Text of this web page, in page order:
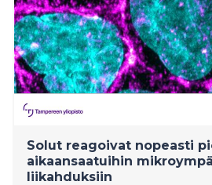
Solut reagoivat nopeasti
aikaansaatuihin
liikahduksiin